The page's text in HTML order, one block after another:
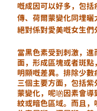
嘅成因可以好多，包
傳、荷爾蒙變化同埋
絕對係對愛美嘅女生們
當黑色素受到刺激，
面，形成區塊或者斑
明顯嘅差異。排除少
三個主要方面，包括
蒙變化，呢啲因素會
紋或暗色區域。而且